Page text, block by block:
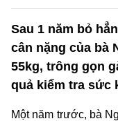
Sau 1 năm bỏ
cân nặng của bà
55kg, trông gọn
quả kiểm tra sức
Một năm trước, bà